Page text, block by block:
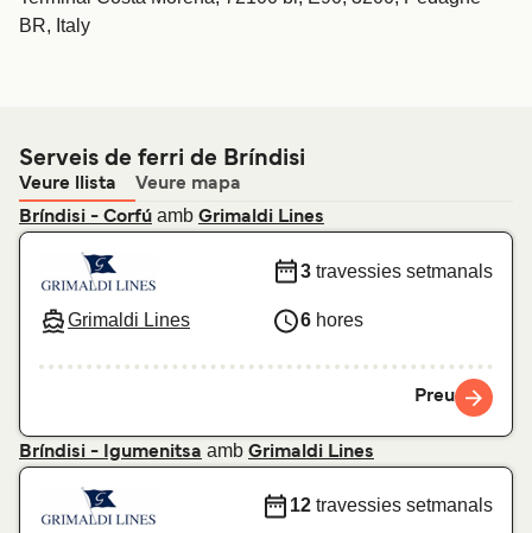
BR, Italy
Serveis de ferri de Bríndisi
Veure llista
Veure mapa
Bríndisi - Corfú amb Grimaldi Lines
Grimaldi Lines
3 travessies setmanals
6 hores
Preu
Bríndisi - Igumenitsa amb Grimaldi Lines
12 travessies setmanals